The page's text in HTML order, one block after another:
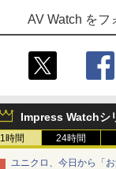
AV Watch をフ
Impress Watchシ
1時間 24時間
ユニクロ、今日から「